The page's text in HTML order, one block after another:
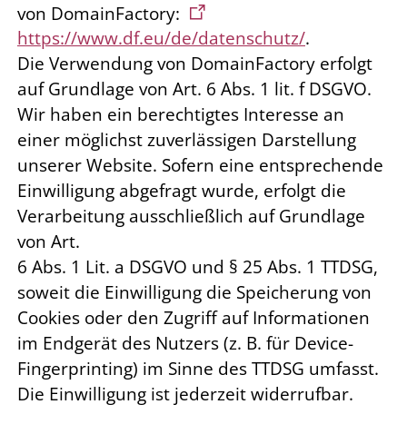
von DomainFactory:
https://www.df.eu/de/datenschutz/.
Die Verwendung von DomainFactory erfolgt
auf Grundlage von Art. 6 Abs. 1 lit. f DSGVO.
Wir haben ein berechtigtes Interesse an
einer möglichst zuverlässigen Darstellung
unserer Website. Sofern eine entsprechende
Einwilligung abgefragt wurde, erfolgt die
Verarbeitung ausschließlich auf Grundlage
von Art.
6 Abs. 1 Lit. a DSGVO und § 25 Abs. 1 TTDSG,
soweit die Einwilligung die Speicherung von
Cookies oder den Zugriff auf Informationen
im Endgerät des Nutzers (z. B. für Device-
Fingerprinting) im Sinne des TTDSG umfasst.
Die Einwilligung ist jederzeit widerrufbar.